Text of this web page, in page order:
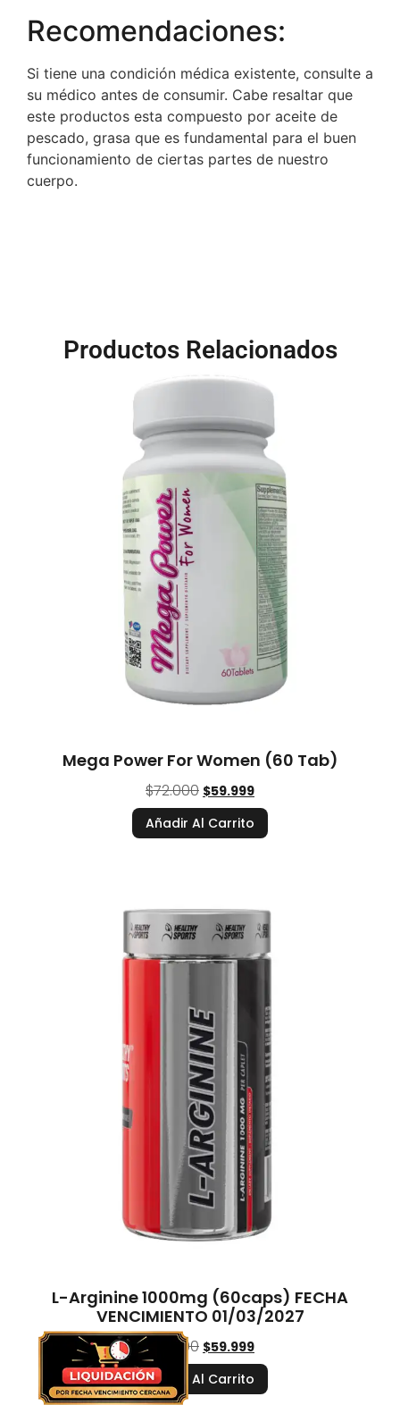
Recomendaciones:
Si tiene una condición médica existente, consulte a
su médico antes de consumir. Cabe resaltar que
este productos esta compuesto por aceite de
pescado, grasa que es fundamental para el buen
funcionamiento de ciertas partes de nuestro
cuerpo.
Productos Relacionados
Mega Power For Women (60 Tab)
$72.000 $59.999
Añadir Al Carrito
L-Arginine 1000mg (60caps) FECHA
VENCIMIENTO 01/03/2027
$ 77.000 $59.999
Añadir Al Carrito